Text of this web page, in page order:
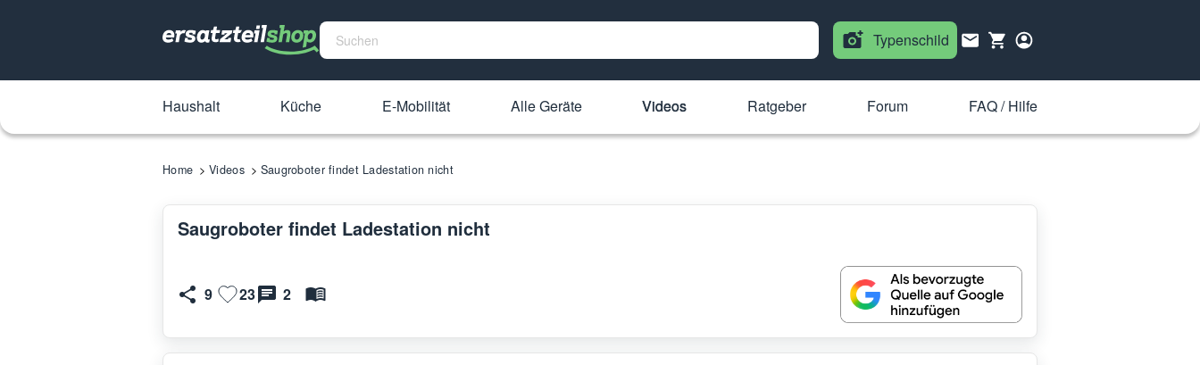
Typenschild
Haushalt Küche E-Mobilität Alle Geräte Videos Ratgeber Forum FAQ / Hilfe
Home Videos Saugroboter findet Ladestation nicht
Saugroboter findet Ladestation nicht
9 23 2